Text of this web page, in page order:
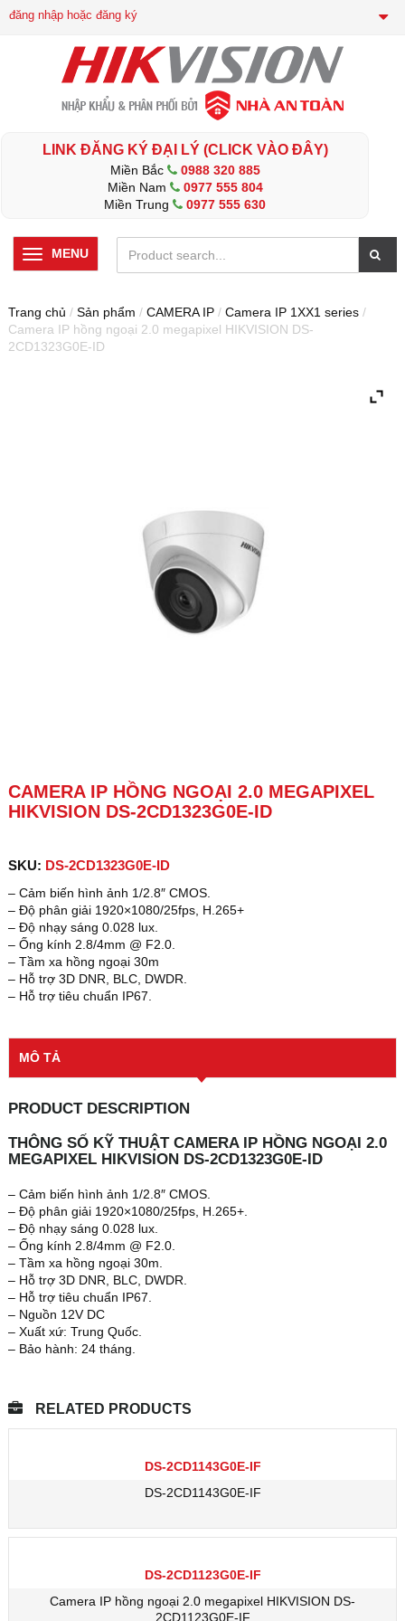
đăng nhập hoặc đăng ký
LINK ĐĂNG KÝ ĐẠI LÝ (CLICK VÀO ĐÂY)
Miền Bắc
0988 320 885
Miền Nam
0977 555 804
Miền Trung
0977 555 630
MENU
Trang chủ / Sản phẩm / CAMERA IP / Camera IP 1XX1 series /
Camera IP hồng ngoại 2.0 megapixel HIKVISION DS-
2CD1323G0E-ID
CAMERA IP HỒNG NGOẠI 2.0 MEGAPIXEL
HIKVISION DS-2CD1323G0E-ID
SKU: DS-2CD1323G0E-ID
– Cảm biến hình ảnh 1/2.8″ CMOS.
– Độ phân giải 1920×1080/25fps, H.265+
– Độ nhạy sáng 0.028 lux.
– Ống kính 2.8/4mm @ F2.0.
– Tầm xa hồng ngoại 30m
– Hỗ trợ 3D DNR, BLC, DWDR.
– Hỗ trợ tiêu chuẩn IP67.
MÔ TẢ
PRODUCT DESCRIPTION
THÔNG SỐ KỸ THUẬT CAMERA IP HỒNG NGOẠI 2.0
MEGAPIXEL HIKVISION DS-2CD1323G0E-ID
– Cảm biến hình ảnh 1/2.8″ CMOS.
– Độ phân giải 1920×1080/25fps, H.265+.
– Độ nhạy sáng 0.028 lux.
– Ống kính 2.8/4mm @ F2.0.
– Tầm xa hồng ngoại 30m.
– Hỗ trợ 3D DNR, BLC, DWDR.
– Hỗ trợ tiêu chuẩn IP67.
– Nguồn 12V DC
– Xuất xứ: Trung Quốc.
– Bảo hành: 24 tháng.
RELATED PRODUCTS
DS-2CD1143G0E-IF
DS-2CD1143G0E-IF
DS-2CD1123G0E-IF
Camera IP hồng ngoại 2.0 megapixel HIKVISION DS-
2CD1123G0E-IF